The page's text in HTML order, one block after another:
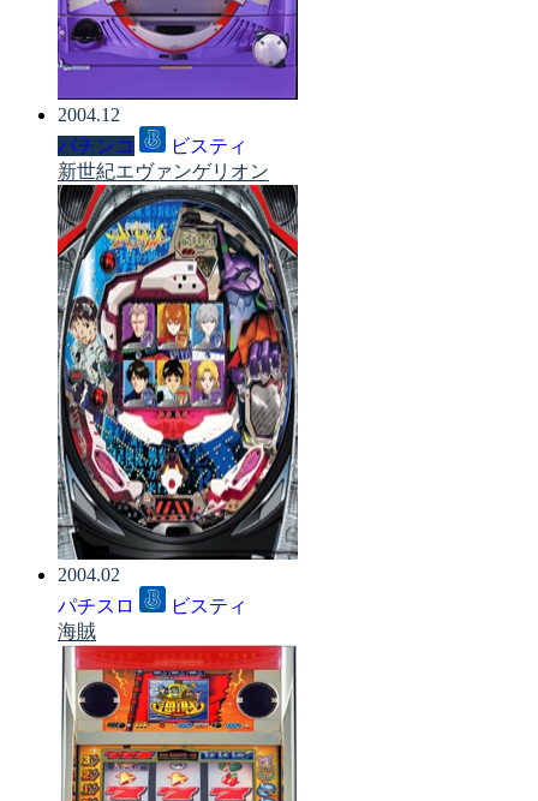
2004.12
パチンコ
ビスティ
新世紀エヴァンゲリオン
2004.02
パチスロ
ビスティ
海賊